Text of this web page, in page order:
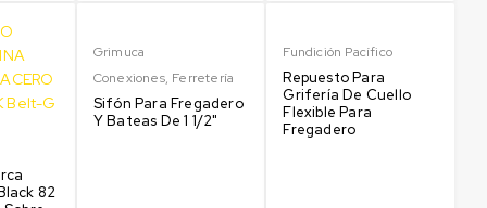
82
Grimuca
Conexiones, Ferretería
Sifón Para Fregadero
Y Bateas De 1 1/2"
Fundición Pacífico
Repuesto Para
Grifería De Cuello
Flexible Para
Fregadero